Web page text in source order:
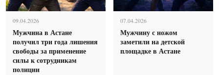
09.04.2026
Мужчина в Астане
получил три года лишения
свободы за применение
силы к сотрудникам
полиции
07.04.2026
Мужчину с ножом
заметили на детской
площадке в Астане